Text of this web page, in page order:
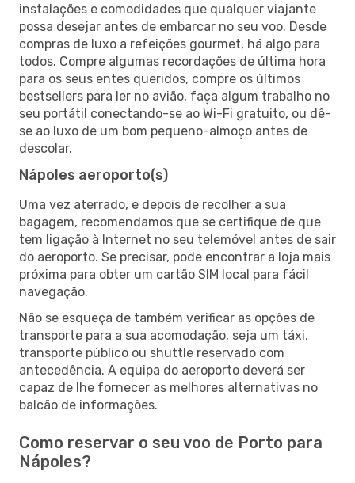
instalações e comodidades que qualquer viajante
possa desejar antes de embarcar no seu voo. Desde
compras de luxo a refeições gourmet, há algo para
todos. Compre algumas recordações de última hora
para os seus entes queridos, compre os últimos
bestsellers para ler no avião, faça algum trabalho no
seu portátil conectando-se ao Wi-Fi gratuito, ou dê-
se ao luxo de um bom pequeno-almoço antes de
descolar.
Nápoles aeroporto(s)
Uma vez aterrado, e depois de recolher a sua
bagagem, recomendamos que se certifique de que
tem ligação à Internet no seu telemóvel antes de sair
do aeroporto. Se precisar, pode encontrar a loja mais
próxima para obter um cartão SIM local para fácil
navegação.
Não se esqueça de também verificar as opções de
transporte para a sua acomodação, seja um táxi,
transporte público ou shuttle reservado com
antecedência. A equipa do aeroporto deverá ser
capaz de lhe fornecer as melhores alternativas no
balcão de informações.
Como reservar o seu voo de Porto para
Nápoles?